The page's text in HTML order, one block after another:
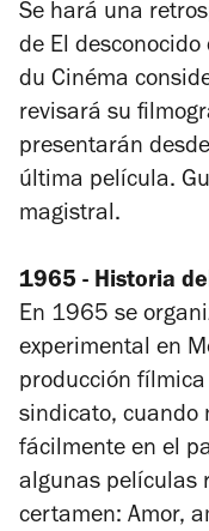
Se hará una
de El desconocido
du Cinéma
revisará su
presentarán
última película.
magistral.
1965 - Historia
En 1965 se
experimental en
producción
sindicato, cuando
fácilmente en el
algunas películas
certamen: Amor,